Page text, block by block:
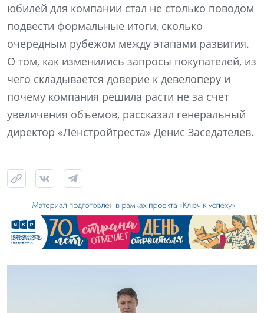
юбилей для компании стал не столько поводом
подвести формальные итоги, сколько
очередным рубежом между этапами развития.
О том, как изменились запросы покупателей, из
чего складывается доверие к девелоперу и
почему компания решила расти не за счет
увеличения объемов, рассказал генеральный
директор «Ленстройтреста» Денис Заседателев.